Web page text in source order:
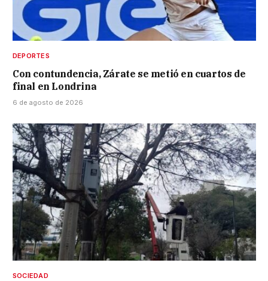
DEPORTES
Con contundencia, Zárate se metió en cuartos de
final en Londrina
6 de agosto de 2026
SOCIEDAD